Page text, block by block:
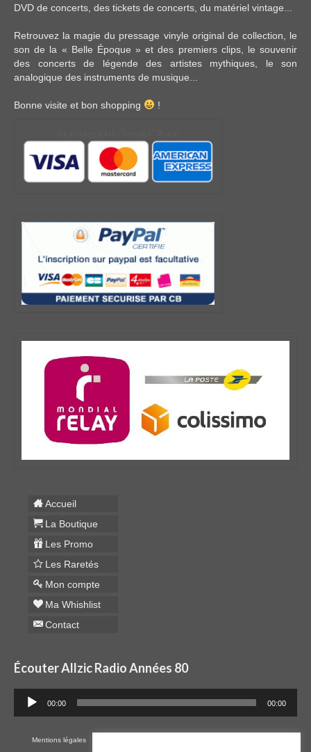
DVD de concerts, des tickets de concerts , du matériel vintage
Retrouvez la magie du pressage vinyle original de collection, le
son de la « Belle Époque » et des premiers clips, le souvenir
des concerts de légende des artistes mythiques, le son
analogique des instruments de musique...
Bonne visite et bon shopping !
Accueil
La Boutique
Les Promo
Les Raretés
Mon compte
Ma Whishlist
Contact
Écouter Allzic Radio Années 80
Lecteur
audio
00:00 00:00
Mentions légales